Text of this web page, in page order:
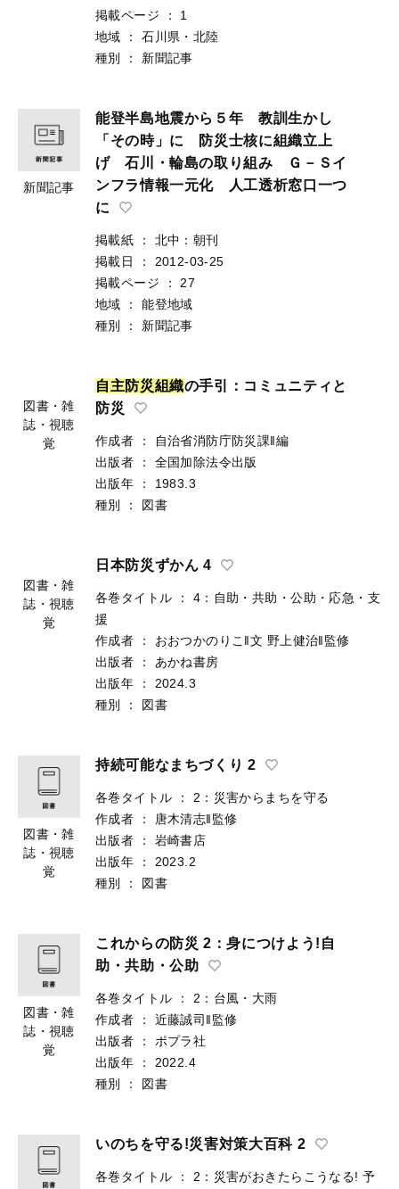
掲載ページ
：
1
地域
：
石川県・北陸
種別
： 新聞記事
新聞記事
能登半島地震から５年 教訓生かし
「その時」に 防災士核に組織立上
げ 石川・輪島の取り組み Ｇ－Ｓイ
ンフラ情報一元化 人工透析窓口一つ
に
掲載紙 ：
北中：朝刊
掲載日
：
2012-03-25
掲載ページ
：
27
地域
：
能登地域
種別
： 新聞記事
図書・雑
誌・視聴
覚
自 主防災組織の手引：コミュニティと
防災
作成者 ：
自治省消防庁防災課‖編
出版者
：
全国加除法令出版
出版年
：
1983.3
種別
： 図書
図書・雑
誌・視聴
覚
日本防災ずかん 4
各巻タイトル ：
4：自助・共助・公助・応急・支
援
作成者
： おおつかのりこ‖文 野上健治‖監修
出版者
：
あかね書房
出版年
：
2024.3
種別
： 図書
図書・雑
誌・視聴
覚
持続可能なまちづくり 2
各巻タイトル ：
2：災害からまちを守る
作成者
：
唐木清志‖監修
出版者
：
岩崎書店
出版年
：
2023.2
種別
： 図書
図書・雑
誌・視聴
覚
これからの防災 2：身につけよう!自
助・共助・公助
各巻タイトル ：
2：台風・大雨
作成者
：
近藤誠司‖監修
出版者
：
ポプラ社
出版年
：
2022.4
種別
： 図書
いのちを守る!災害対策大百科 2
各巻タイトル ：
2：災害がおきたらこうなる! 予